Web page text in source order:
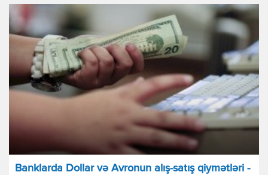
Banklarda Dollar və Avronun alış-satış qiymətləri -